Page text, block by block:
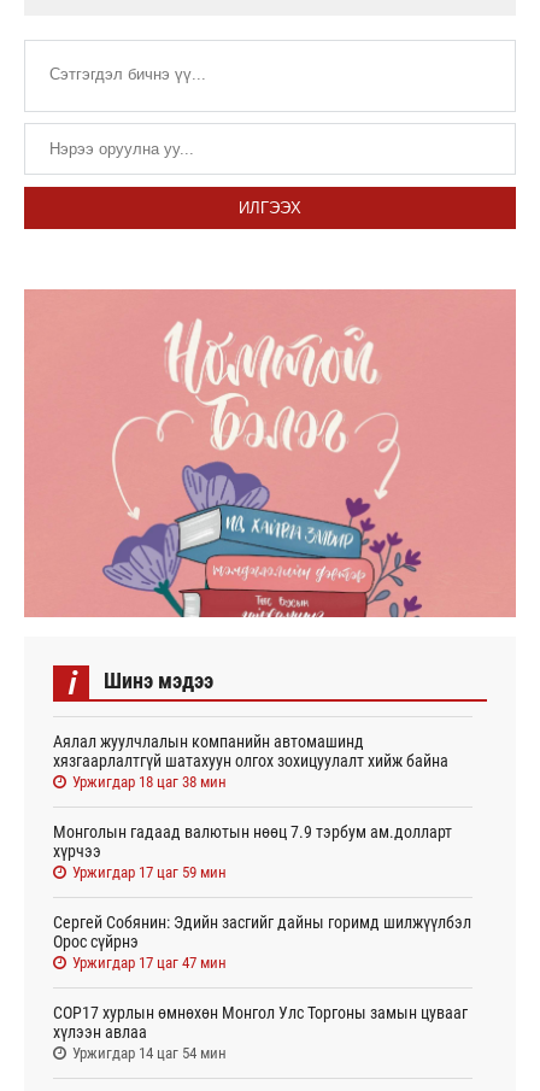
ИЛГЭЭХ
i Шинэ мэдээ
Аялал жуулчлалын компанийн автомашинд
хязгаарлалтгүй шатахуун олгох зохицуулалт хийж байна
Уржигдар 18 цаг 38 мин
Монголын гадаад валютын нөөц 7.9 тэрбум ам.долларт
хүрчээ
Уржигдар 17 цаг 59 мин
Сергей Собянин: Эдийн засгийг дайны горимд шилжүүлбэл
Орос сүйрнэ
Уржигдар 17 цаг 47 мин
COP17 хурлын өмнөхөн Монгол Улс Торгоны замын цувааг
хүлээн авлаа
Уржигдар 14 цаг 54 мин